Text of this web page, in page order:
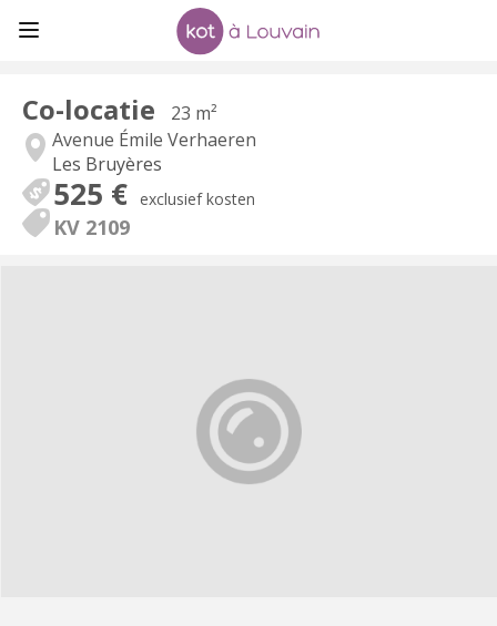
Co-locatie
23 m²
Avenue Émile Verhaeren
Les Bruyères
525 € exclusief kosten
KV 2109